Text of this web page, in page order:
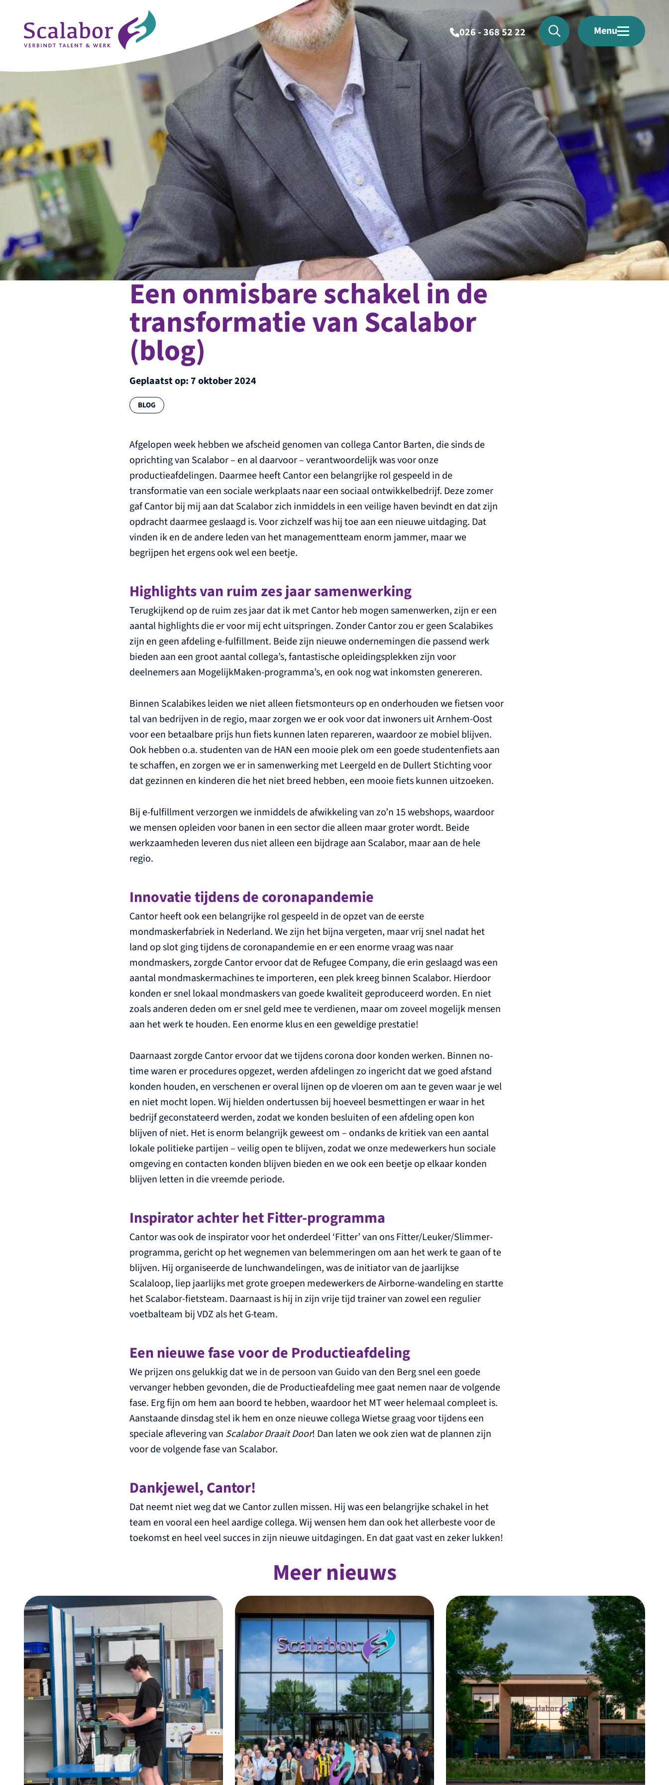
026 - 368 52 22
Menu
Een onmisbare schakel in de
transformatie van Scalabor
(blog)
Geplaatst op:7 oktober 2024
Categorie:
BLOG
Afgelopen week hebben we afscheid genomen van collega Cantor Barten, die sinds de
oprichting van Scalabor – en al daarvoor – verantwoordelijk was voor onze
productieafdelingen. Daarmee heeft Cantor een belangrijke rol gespeeld in de
transformatie van een sociale werkplaats naar een sociaal ontwikkelbedrijf. Deze zomer
gaf Cantor bij mij aan dat Scalabor zich inmiddels in een veilige haven bevindt en dat zijn
opdracht daarmee geslaagd is. Voor zichzelf was hij toe aan een nieuwe uitdaging. Dat
vinden ik en de andere leden van het managementteam enorm jammer, maar we
begrijpen het ergens ook wel een beetje.
Highlights van ruim zes jaar samenwerking
Terugkijkend op de ruim zes jaar dat ik met Cantor heb mogen samenwerken, zijn er een
aantal highlights die er voor mij echt uitspringen. Zonder Cantor zou er geen Scalabikes
zijn en geen afdeling e-fulfillment. Beide zijn nieuwe ondernemingen die passend werk
bieden aan een groot aantal collega’s, fantastische opleidingsplekken zijn voor
deelnemers aan MogelijkMaken-programma’s, en ook nog wat inkomsten genereren.
Binnen Scalabikes leiden we niet alleen fietsmonteurs op en onderhouden we fietsen voor
tal van bedrijven in de regio, maar zorgen we er ook voor dat inwoners uit Arnhem-Oost
voor een betaalbare prijs hun fiets kunnen laten repareren, waardoor ze mobiel blijven.
Ook hebben o.a. studenten van de HAN een mooie plek om een goede studentenfiets aan
te schaffen, en zorgen we er in samenwerking met Leergeld en de Dullert Stichting voor
dat gezinnen en kinderen die het niet breed hebben, een mooie fiets kunnen uitzoeken.
Bij e-fulfillment verzorgen we inmiddels de afwikkeling van zo’n 15 webshops, waardoor
we mensen opleiden voor banen in een sector die alleen maar groter wordt. Beide
werkzaamheden leveren dus niet alleen een bijdrage aan Scalabor, maar aan de hele
regio.
Innovatie tijdens de coronapandemie
Cantor heeft ook een belangrijke rol gespeeld in de opzet van de eerste
mondmaskerfabriek in Nederland. We zijn het bijna vergeten, maar vrij snel nadat het
land op slot ging tijdens de coronapandemie en er een enorme vraag was naar
mondmaskers, zorgde Cantor ervoor dat de Refugee Company, die erin geslaagd was een
aantal mondmaskermachines te importeren, een plek kreeg binnen Scalabor. Hierdoor
konden er snel lokaal mondmaskers van goede kwaliteit geproduceerd worden. En niet
zoals anderen deden om er snel geld mee te verdienen, maar om zoveel mogelijk mensen
aan het werk te houden. Een enorme klus en een geweldige prestatie!
Daarnaast zorgde Cantor ervoor dat we tijdens corona door konden werken. Binnen no-
time waren er procedures opgezet, werden afdelingen zo ingericht dat we goed afstand
konden houden, en verschenen er overal lijnen op de vloeren om aan te geven waar je wel
en niet mocht lopen. Wij hielden ondertussen bij hoeveel besmettingen er waar in het
bedrijf geconstateerd werden, zodat we konden besluiten of een afdeling open kon
blijven of niet. Het is enorm belangrijk geweest om – ondanks de kritiek van een aantal
lokale politieke partijen – veilig open te blijven, zodat we onze medewerkers hun sociale
omgeving en contacten konden blijven bieden en we ook een beetje op elkaar konden
blijven letten in die vreemde periode.
Inspirator achter het Fitter-programma
Cantor was ook de inspirator voor het onderdeel ‘Fitter’ van ons Fitter/Leuker/Slimmer-
programma, gericht op het wegnemen van belemmeringen om aan het werk te gaan of te
blijven. Hij organiseerde de lunchwandelingen, was de initiator van de jaarlijkse
Scalaloop, liep jaarlijks met grote groepen medewerkers de Airborne-wandeling en startte
het Scalabor-fietsteam. Daarnaast is hij in zijn vrije tijd trainer van zowel een regulier
voetbalteam bij VDZ als het G-team.
Een nieuwe fase voor de Productieafdeling
We prijzen ons gelukkig dat we in de persoon van Guido van den Berg snel een goede
vervanger hebben gevonden, die de Productieafdeling mee gaat nemen naar de volgende
fase. Erg fijn om hem aan boord te hebben, waardoor het MT weer helemaal compleet is.
Aanstaande dinsdag stel ik hem en onze nieuwe collega Wietse graag voor tijdens een
speciale aflevering van Scalabor Draait Door! Dan laten we ook zien wat de plannen zijn
voor de volgende fase van Scalabor.
Dankjewel, Cantor!
Dat neemt niet weg dat we Cantor zullen missen. Hij was een belangrijke schakel in het
team en vooral een heel aardige collega. Wij wensen hem dan ook het allerbeste voor de
toekomst en heel veel succes in zijn nieuwe uitdagingen. En dat gaat vast en zeker lukken!
Meer nieuws